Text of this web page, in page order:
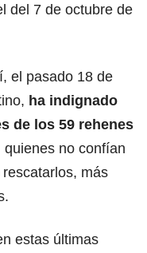
del 7 de octubre de
el pasado 18 de
, ha indignado
de los 59 rehenes
quienes no confían
más
estas últimas